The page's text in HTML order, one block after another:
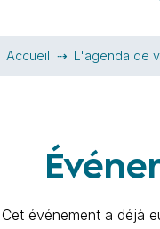
Accueil L'agenda de
Cet événement a déjà